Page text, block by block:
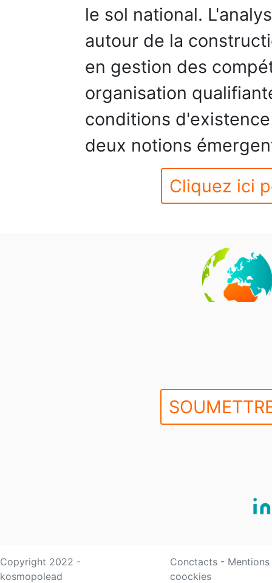
le sol national.
autour de la
en gestion des
organisation
conditions
deux notions
Cliquez ici
Copyright 2022 -
kosmopolead
Conctacts -
coockies